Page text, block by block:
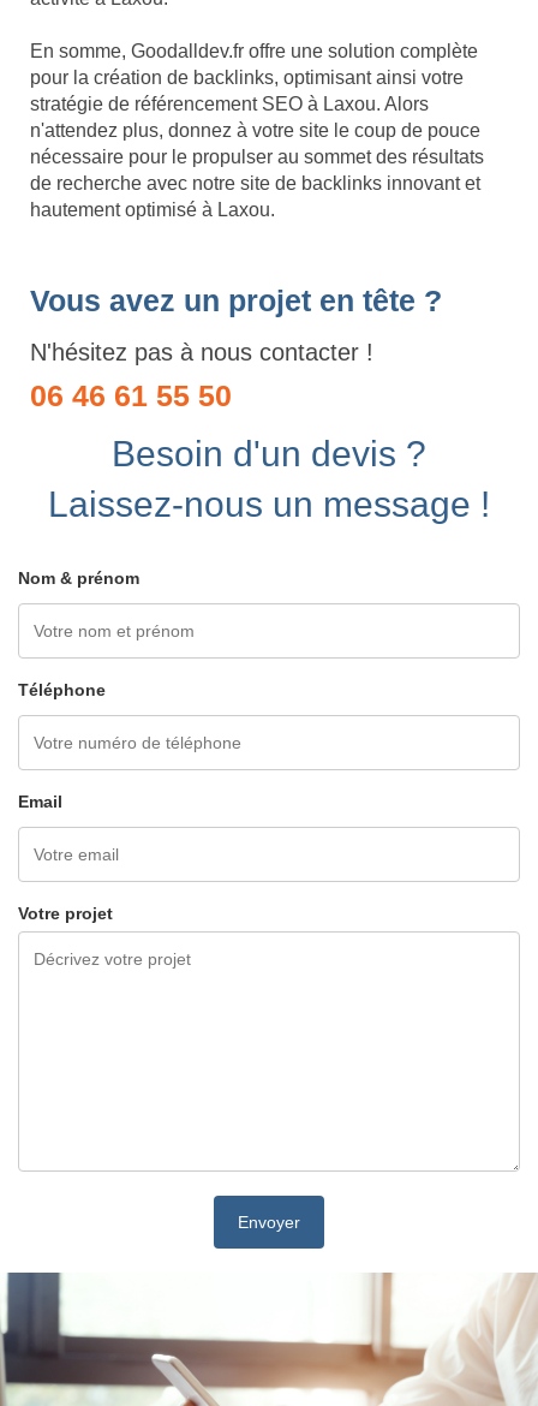
En somme, Goodalldev.fr offre une solution complète
pour la création de backlinks, optimisant ainsi votre
stratégie de référencement SEO à Laxou. Alors
n'attendez plus, donnez à votre site le coup de pouce
nécessaire pour le propulser au sommet des résultats
de recherche avec notre site de backlinks innovant et
hautement optimisé à Laxou.
Vous avez un projet en tête ?
N'hésitez pas à nous contacter !
06 46 61 55 50
Besoin d'un devis ?
Laissez-nous un message !
Nom & prénom
Téléphone
Email
Votre projet